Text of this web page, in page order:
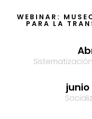
WEBINAR:
PARA LA